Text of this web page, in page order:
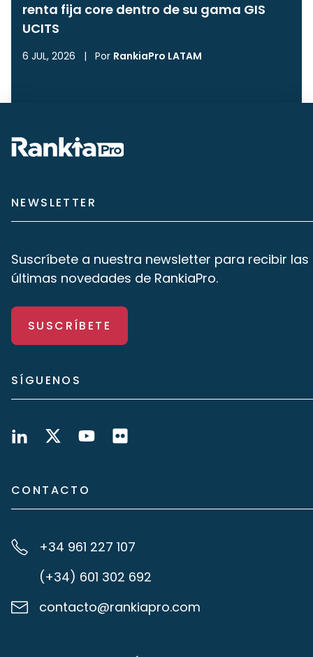
renta fija core dentro de su gama GIS
UCITS
6 JUL, 2026 | Por RankiaPro LATAM
NEWSLETTER
Suscríbete a nuestra newsletter para recibir las
últimas novedades de RankiaPro.
SUSCRÍBETE
SÍGUENOS
CONTACTO
+34 961 227 107
(+34) 601 302 692
contacto@rankiapro.com